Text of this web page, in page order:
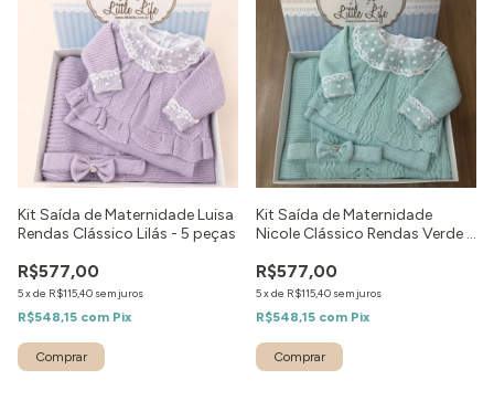
Kit Saída de Maternidade Luisa
Rendas Clássico Lilás - 5 peças
R$577,00
5xde R$115,40 sem juros
R$548,15 com Pix
Comprar
Kit Saída de Maternidade
Nicole Clássico Rendas Verde -
R$577,00
5xde R$115,40 sem juros
R$548,15 com Pix